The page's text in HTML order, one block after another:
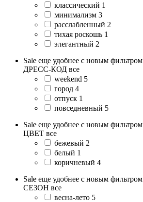
классический 1
минимализм 3
расслабленный 2
тихая роскошь 1
элегантный 2
Sale еще удобнее с новым фильтром
ДРЕСС-КОД все
weekend 5
город 4
отпуск 1
повседневный 5
Sale еще удобнее с новым фильтром
ЦВЕТ все
бежевый 2
белый 1
коричневый 4
Sale еще удобнее с новым фильтром
СЕЗОН все
весна-лето 5